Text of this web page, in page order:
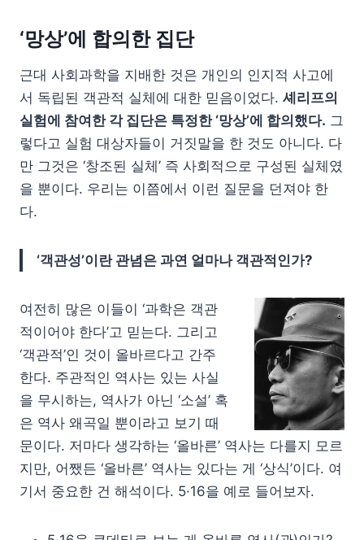
‘망상’에 합의한 집단
근대 사회과학을 지배한 것은 개인의 인지적 사고에
서 독립된 객관적 실체에 대한 믿음이었다. 셰리프의
실험에 참여한 각 집단은 특정한 ‘망상’에 합의했다. 그
렇다고 실험 대상자들이 거짓말을 한 것도 아니다. 다
만 그것은 ‘창조된 실체’ 즉 사회적으로 구성된 실체였
을 뿐이다. 우리는 이쯤에서 이런 질문을 던져야 한
다.
‘객관성’이란 관념은 과연 얼마나 객관적인가?
여전히 많은 이들이 ‘과학은 객관
적이어야 한다’고 믿는다. 그리고
‘객관적’인 것이 올바르다고 간주
한다. 주관적인 역사는 있는 사실
을 무시하는, 역사가 아닌 ‘소설’ 혹
은 역사 왜곡일 뿐이라고 보기 때
문이다. 저마다 생각하는 ‘올바른’ 역사는 다를지 모르
지만, 어쨌든 ‘올바른’ 역사는 있다는 게 ‘상식’이다. 여
기서 중요한 건 해석이다. 5·16을 예로 들어보자.